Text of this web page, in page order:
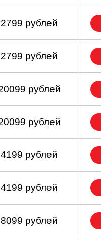
рублей
рублей
рублей
рублей
рублей
рублей
рублей